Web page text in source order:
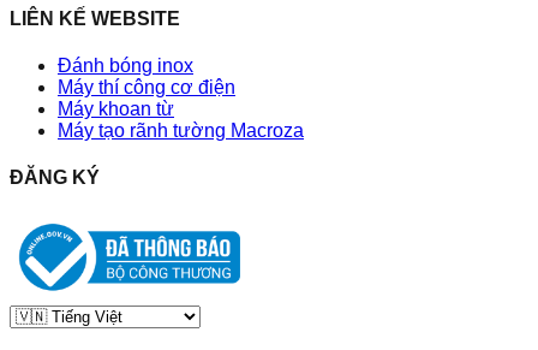
LIÊN KẾ WEBSITE
Đánh bóng inox
Máy thí công cơ điện
Máy khoan từ
Máy tạo rãnh tường Macroza
ĐĂNG KÝ